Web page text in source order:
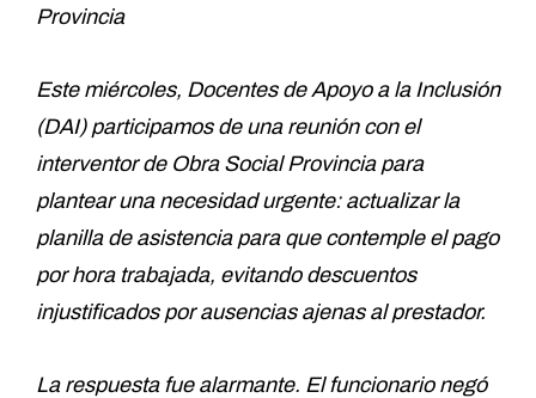
Provincia
Este miércoles, Docentes de Apoyo a la Inclusión
(DAI) participamos de una reunión con el
interventor de Obra Social Provincia para
plantear una necesidad urgente: actualizar la
planilla de asistencia para que contemple el pago
por hora trabajada, evitando descuentos
injustificados por ausencias ajenas al prestador.
La respuesta fue alarmante. El funcionario negó